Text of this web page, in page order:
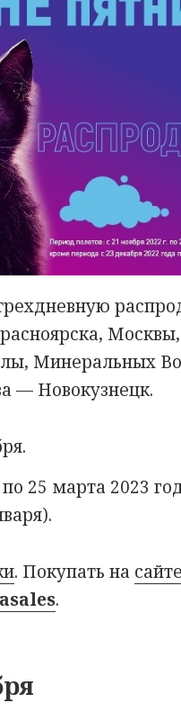
Минеральных
— Новокузнецк.
по 25 марта 2023
. Покупать на сайте
.